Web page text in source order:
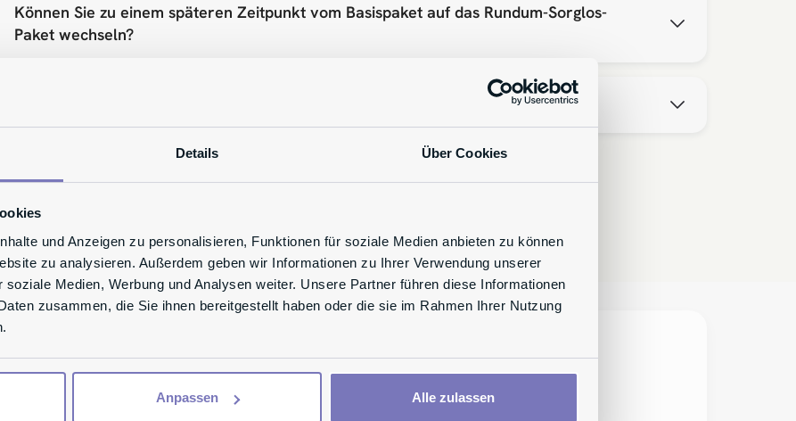
Details Über Cookies
und Anzeigen zu personalisieren, Funktionen für soziale Medien anbieten zu können
zu analysieren. Außerdem geben wir Informationen zu Ihrer Verwendung unserer
Medien, Werbung und Analysen weiter. Unsere Partner führen diese Informationen
zusammen, die Sie ihnen bereitgestellt haben oder die sie im Rahmen Ihrer Nutzung
Anpassen Alle zulassen
Können Sie zu einem späteren Zeitpunkt vom Basispaket auf das Rundum-Sorglos-
Paket wechseln?